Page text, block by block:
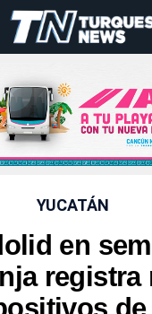
YUCATÁN
en
registra